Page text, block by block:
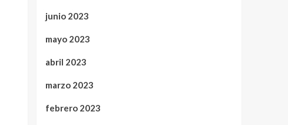
junio 2023
mayo 2023
abril 2023
marzo 2023
febrero 2023